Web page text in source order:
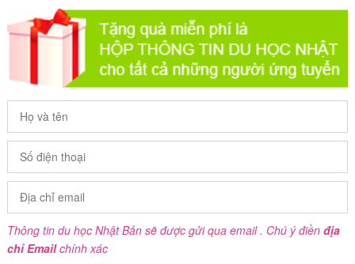
Thông tin du học Nhật Bản sẽ được gửi qua email . Chú ý điền địa
chỉ Emailchính xác